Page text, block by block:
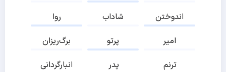
روا
شاداب
اندوختن
برگ‌ریزان
پرتو
امیر
انبارگردانی
پدر
ترنم